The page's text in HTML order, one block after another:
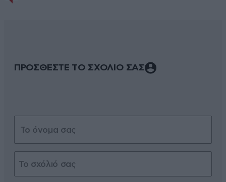
ΠΡΟΣΘΕΣΤΕ ΤΟ ΣΧΟΛΙΟ ΣΑΣ